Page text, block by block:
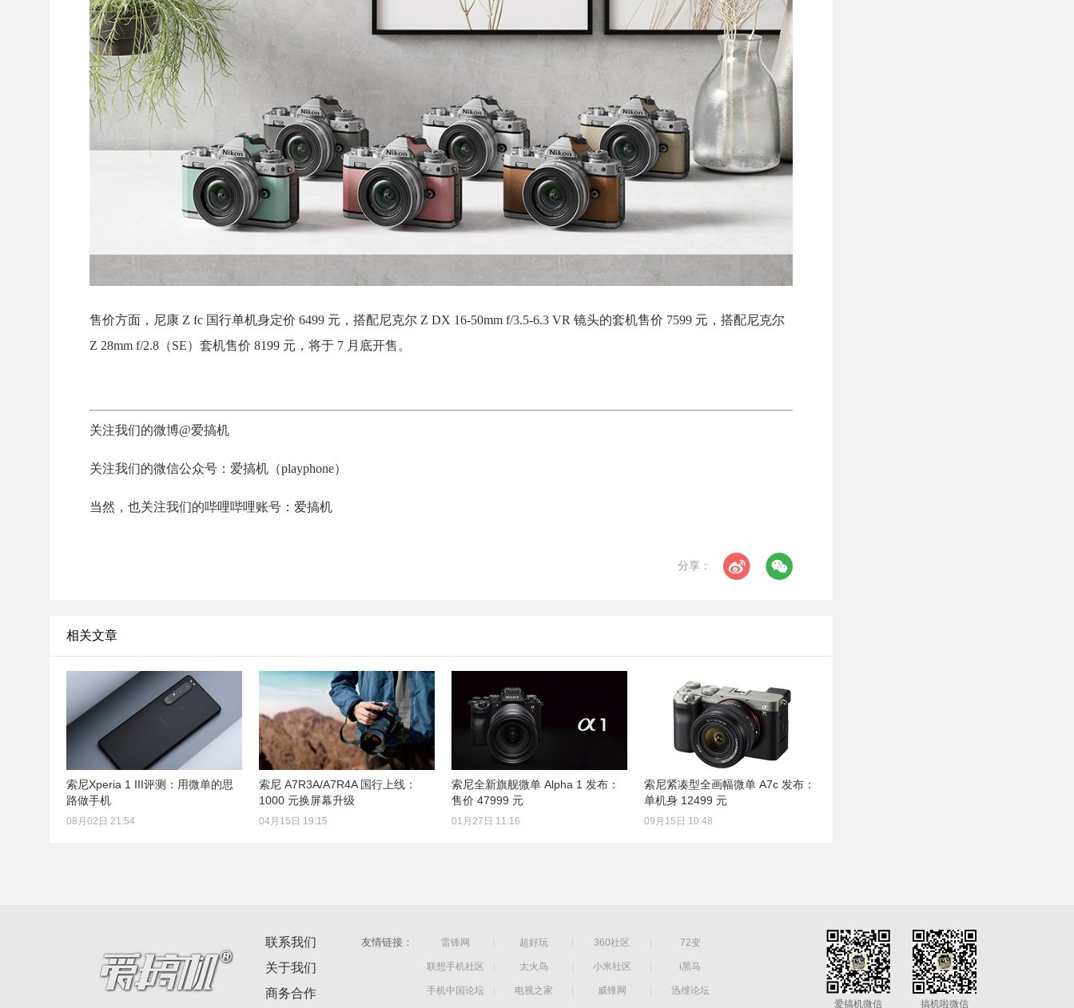
售价方面，尼康 Z fc 国行单机身定价 6499 元，搭配尼克尔 Z DX 16-50mm f/3.5-6.3 VR 镜头的套机售价 7599 元，搭配尼克尔
Z 28mm f/2.8（SE）套机售价 8199 元，将于 7 月底开售。
关注我们的微博@爱搞机
关注我们的微信公众号：爱搞机（playphone）
当然，也关注我们的哔哩哔哩账号：爱搞机
分享：
相关文章
索尼Xperia 1 III评测：用微单的思
路做手机
08月02日 21:54
索尼 A7R3A/A7R4A 国行上线：
1000 元换屏幕升级
04月15日 19:15
索尼全新旗舰微单 Alpha 1 发布：
售价 47999 元
01月27日 11:16
索尼紧凑型全画幅微单 A7c 发布：
单机身 12499 元
09月15日 10:48
联系我们
关于我们
商务合作
友情链接： 雷锋网 | 超好玩 | 360社区 | 72变
联想手机社区 | 太火鸟 | 小米社区 | i黑马
手机中国论坛 | 电视之家 | 威锋网 |
迅维论坛
爱搞机微信
搞机啦微信